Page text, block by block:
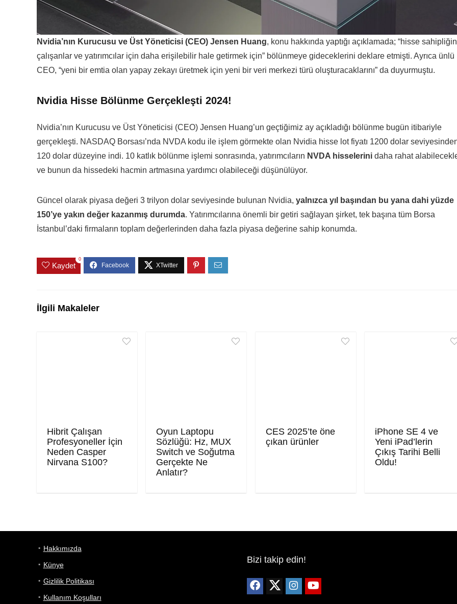
Nvidia’nın Kurucusu ve Üst Yöneticisi (CEO) Jensen Huang, konu hakkında yaptığı açıklamada; “hisse
çalışanlar ve yatırımcılar için daha erişilebilir hale getirmek için” bölünmeye gideceklerini deklare etmişti. Ayrıca ünlü
CEO, “yeni bir emtia olan yapay zekayı üretmek için yeni bir veri merkezi türü oluşturacaklarını” da duyurmuştu.
Nvidia Hisse Bölünme Gerçekleşti 2024!
Nvidia’nın Kurucusu ve Üst Yöneticisi (CEO) Jensen Huang’un geçtiğimiz ay açıkladığı bölünme bugün itibariyle
gerçekleşti. NASDAQ Borsası’nda NVDA kodu ile işlem görmekte olan Nvidia hisse lot fiyatı 1200 dolar
120 dolar düzeyine indi. 10 katlık bölünme işlemi sonrasında, yatırımcıların NVDA hisselerini daha rahat
ve bunun da hissedeki hacmin artmasına yardımcı olabileceği düşünülüyor.
Güncel olarak piyasa değeri 3 trilyon dolar seviyesinde bulunan Nvidia, yalnızca yıl başından bu yana dahi yüzde
150’ye yakın değer kazanmış durumda. Yatırımcılarına önemli bir getiri sağlayan şirket, tek başına tüm Borsa
İstanbul’daki firmaların toplam değerlerinden daha fazla piyasa değerine sahip konumda.
Kaydet
0
İlgili Makaleler
Hibrit Çalışan
Profesyoneller İçin
Neden Casper
Nirvana S100?
Oyun Laptopu
Sözlüğü: Hz, MUX
Switch ve Soğutma
Gerçekte Ne
Anlatır?
CES 2025’te öne
çıkan ürünler
iPhone SE 4 ve
Yeni iPad’lerin
Çıkış Tarihi Belli
Oldu!
Hakkımızda
Künye
Gizlilik Politikası
Kullanım Koşulları
Bizi takip edin!